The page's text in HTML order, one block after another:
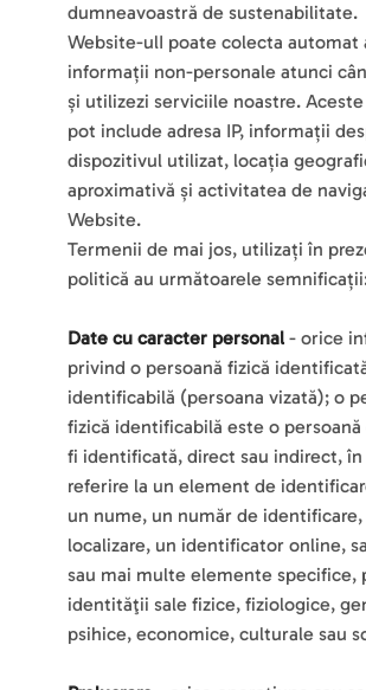
dumneavoastră de sustenabilitate.
Website-ulI poate colecta automat
informații non-personale atunci
și utilizezi serviciile noastre.
pot include adresa IP, informații
dispozitivul utilizat, locația
aproximativă și activitatea de
Website.
Termenii de mai jos, utilizați în
politică au următoarele
Date cu caracter personal - orice
privind o persoană fizică
identificabilă (persoana vizată); o
fizică identificabilă este o persoană
fi identificată, direct sau indirect, în
referire la un element de
un nume, un număr de
localizare, un identificator online,
sau mai multe elemente specifice,
identităţii sale fizice, fiziologice,
psihice, economice, culturale sau